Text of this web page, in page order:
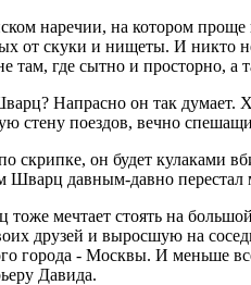
наречии, на котором
от скуки и нищеты. И
там, где сытно и просторно, а
Напрасно он так
стену поездов, вечно
скрипке, он будет кулаками
Шварц давным-давно перестал
мечтает стоять на
друзей и выросшую на
города - Москвы. И
Давида.